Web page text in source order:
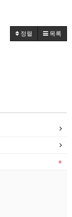
정렬 목록